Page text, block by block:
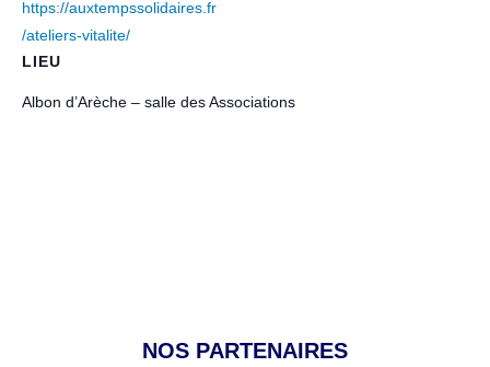
https://auxtempssolidaires.fr
/ateliers-vitalite/
LIEU
Albon d’Arèche – salle des Associations
NOS PARTENAIRES